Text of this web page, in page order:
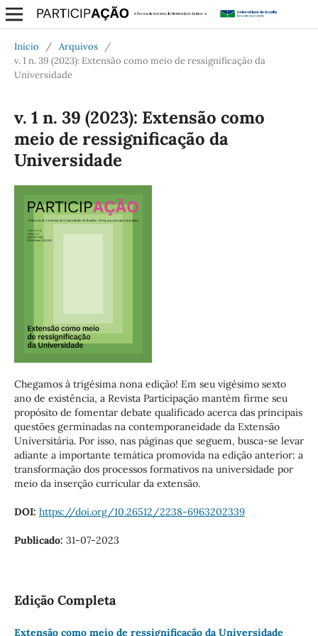
Início / Arquivos
/
v. 1 n. 39 (2023): Extensão como meio de ressignificação da
Universidade
v. 1 n. 39 (2023): Extensão como
meio de ressignificação da
Universidade
Chegamos à trigésima nona edição! Em seu vigésimo sexto
ano de existência, a Revista Participação mantém firme seu
propósito de fomentar debate qualificado acerca das principais
questões germinadas na contemporaneidade da Extensão
Universitária. Por isso, nas páginas que seguem, busca-se levar
adiante a importante temática promovida na edição anterior: a
transformação dos processos formativos na universidade por
meio da inserção curricular da extensão.
DOI: https://doi.org/10.26512/2238-6963202339
Publicado: 31-07-2023
Edição Completa
Extensão como meio de ressignificação da Universidade